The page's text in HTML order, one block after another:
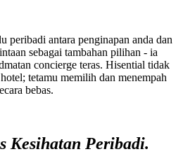
peribadi antara penginapan anda dan
sebagai tambahan pilihan - ia
concierge teras. Hisential tidak
tetamu memilih dan menempah
bebas.
Kesihatan Peribadi.